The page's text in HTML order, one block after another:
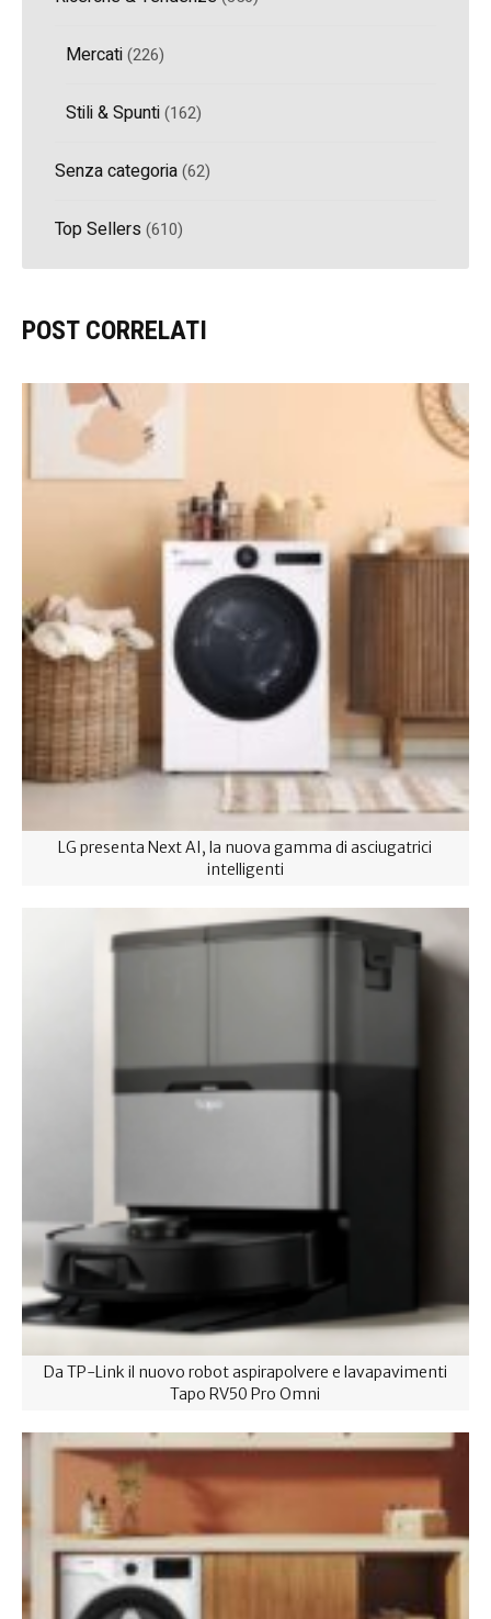
Mercati(226)
Stili & Spunti(162)
Senza categoria(62)
Top Sellers (610)
POST CORRELATI
LG presenta Next AI, la nuova gamma di asciugatrici
intelligenti
Da TP-Link il nuovo robot aspirapolvere e lavapavimenti
Tapo RV50 Pro Omni